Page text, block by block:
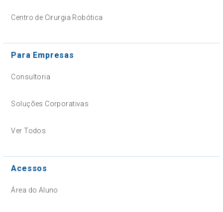
Centro de Cirurgia Robótica
Para Empresas
Consultoria
Soluções Corporativas
Ver Todos
Acessos
Área do Aluno